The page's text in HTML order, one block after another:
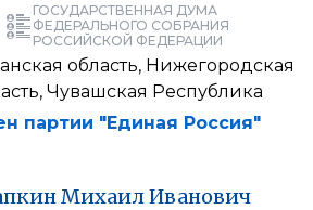
ГОСУДАРСТВЕННАЯ ДУМА
ФЕДЕРАЛЬНОГО СОБРАНИЯ
РОССИЙСКОЙ ФЕДЕРАЦИИ
область, Нижегородская
Чувашская Республика
партии "Единая Россия"
МихаилИванович